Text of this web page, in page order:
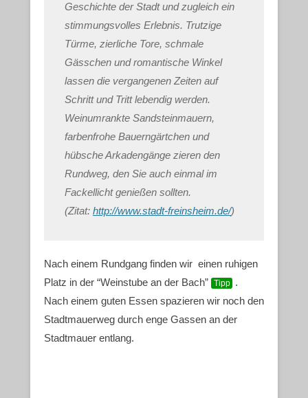
Geschichte der Stadt und zugleich ein
stimmungsvolles Erlebnis. Trutzige
Türme, zierliche Tore, schmale
Gässchen und romantische Winkel
lassen die vergangenen Zeiten auf
Schritt und Tritt lebendig werden.
Weinumrankte Sandsteinmauern,
farbenfrohe Bauerngärtchen und
hübsche Arkadengänge zieren den
Rundweg, den Sie auch einmal im
Fackellicht genießen sollten.
(Zitat: http://www.stadt-freinsheim.de/)
Nach einem Rundgang finden wir einen ruhigen
Platz in der “Weinstube an der Bach” Tipp
.
Nach einem guten Essen spazieren wir noch den
Stadtmauerweg durch enge Gassen an der
Stadtmauer entlang.